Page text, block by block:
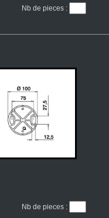
Nb de pieces:
Nb de pieces: